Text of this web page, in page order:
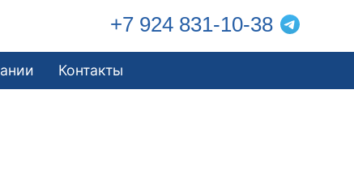
+7 924 831-10-38
Контакты